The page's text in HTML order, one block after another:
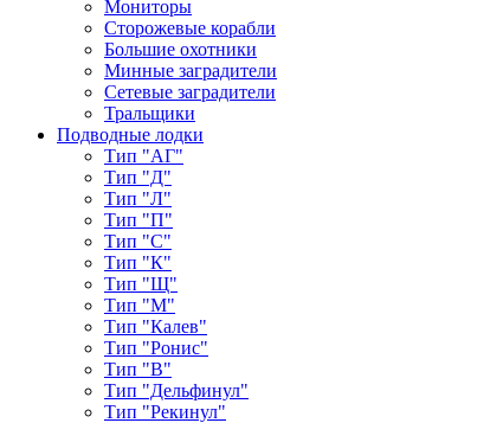
Мониторы
Сторожевые корабли
Большие охотники
Минные заградители
Сетевые заградители
Тральщики
Подводные лодки
Тип "АГ"
Тип "Д"
Тип "Л"
Тип "П"
Тип "С"
Тип "К"
Тип "Щ"
Тип "М"
Тип "Калев"
Тип "Ронис"
Тип "В"
Тип "Дельфинул"
Тип "Рекинул"